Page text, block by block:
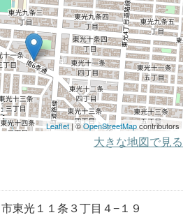
Leaflet| ©OpenStreetMapcontributors
大きな地図で見る
東光１１条３丁目４−１９